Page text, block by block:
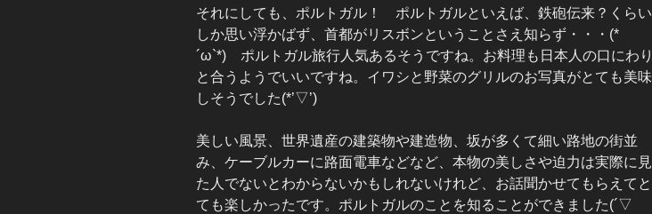
それにしても、ポルトガル！ ポルトガルといえば、鉄砲伝来？くらい
しか思い浮かばず、首都がリスボンということさえ知らず・・・(*
´ω`*) ポルトガル旅行人気あるそうですね。お料理も日本人の口にわり
と合うようでいいですね。イワシと野菜のグリルのお写真がとても美味
しそうでした(*’▽’)
美しい風景、世界遺産の建築物や建造物、坂が多くて細い路地の街並
み、ケーブルカーに路面電車などなど、本物の美しさや迫力は実際に見
た人でないとわからないかもしれないけれど、お話聞かせてもらえてと
ても楽しかったです。ポルトガルのことを知ることができました(´▽